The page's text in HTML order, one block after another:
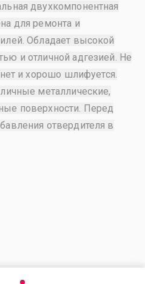
двухкомпонентная
для ремонта и
Обладает высокой
и отличной адгезией. Не
и хорошо шлифуется.
металлические,
поверхности. Перед
отвердителя в